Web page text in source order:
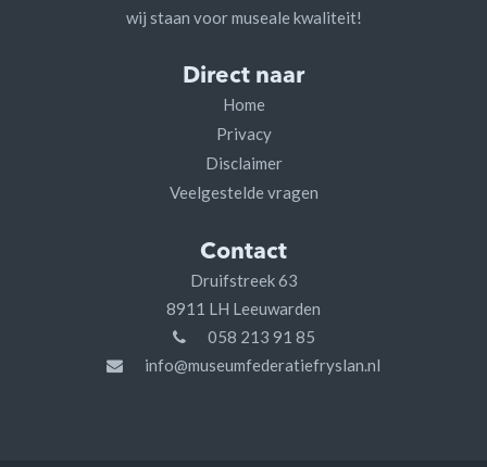
wij staan voor museale kwaliteit!
Direct naar
Home
Privacy
Disclaimer
Veelgestelde vragen
Contact
Druifstreek 63
8911 LH Leeuwarden
058 213 91 85
info@museumfederatiefryslan.nl